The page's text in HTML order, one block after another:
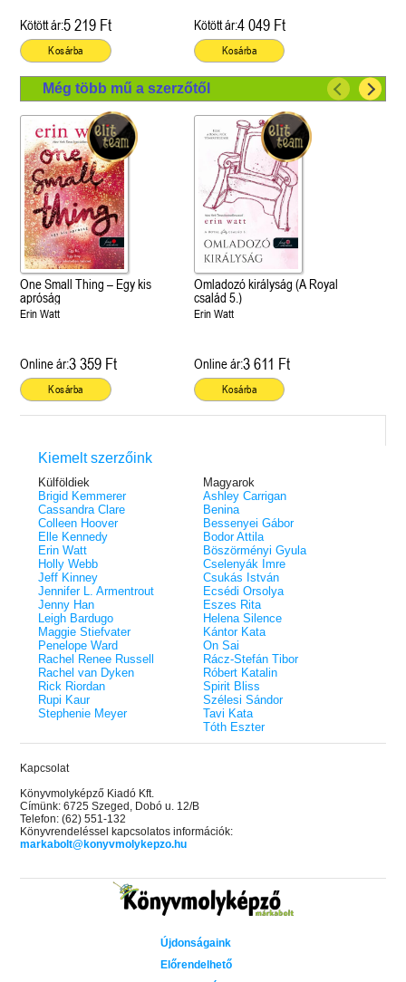
Kötött ár:5 219 Ft
Kosárba
Kötött ár:4 049 Ft
Kosárba
Még több mű a szerzőtől
One Small Thing – Egy kis
apróság
Erin Watt
Online ár:3 359 Ft
Kosárba
Omladozó királyság (A Royal
család 5.)
Erin Watt
Online ár:3 611 Ft
Kosárba
Kiemelt szerzőink
Külföldiek
Brigid Kemmerer
Cassandra Clare
Colleen Hoover
Elle Kennedy
Erin Watt
Holly Webb
Jeff Kinney
Jennifer L. Armentrout
Jenny Han
Leigh Bardugo
Maggie Stiefvater
Penelope Ward
Rachel Renee Russell
Rachel van Dyken
Rick Riordan
Rupi Kaur
Stephenie Meyer
Magyarok
Ashley Carrigan
Benina
Bessenyei Gábor
Bodor Attila
Böszörményi Gyula
Cselenyák Imre
Csukás István
Ecsédi Orsolya
Eszes Rita
Helena Silence
Kántor Kata
On Sai
Rácz-Stefán Tibor
Róbert Katalin
Spirit Bliss
Szélesi Sándor
Tavi Kata
Tóth Eszter
Kapcsolat
Könyvmolyképző Kiadó Kft.
Címünk: 6725 Szeged, Dobó u. 12/B
Telefon: (62) 551-132
Könyvrendeléssel kapcsolatos információk:
markabolt@konyvmolykepzo.hu
Újdonságaink
Előrendelhető